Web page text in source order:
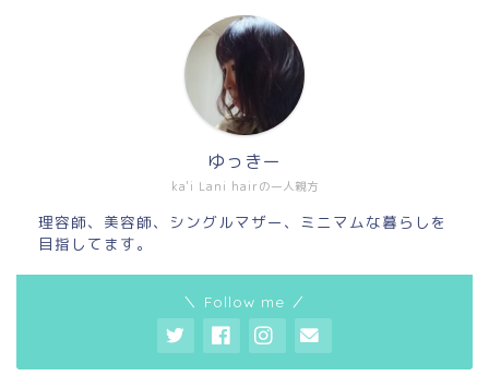
ka'i Lani hairの一人親方
ゆっきー
理容師、美容師、シングルマザー、ミニマムな暮らしを
目指してます。
＼ Follow me ／